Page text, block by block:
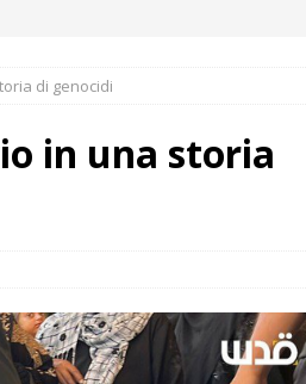
di genocidi
in una storia